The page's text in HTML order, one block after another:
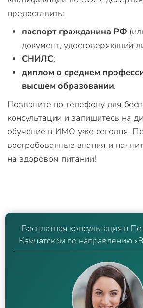
предоставить:
паспорт гражданина РФ
документ, удостоверяющий
СНИЛС;
диплом о среднем
высшем образовании.
Позвоните по телефону для
консультации и запишитесь на
обучение в ИМО уже сегодня.
востребованные знания и
на здоровом питании!
Бесплатная консультация в
Камчатском по направлению